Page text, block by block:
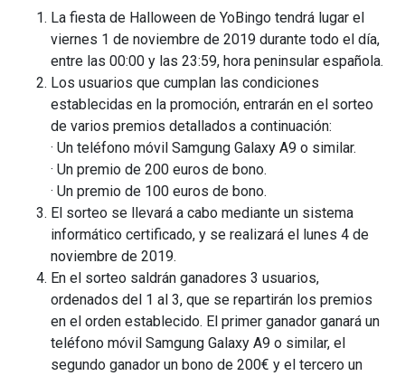
La fiesta de Halloween de YoBingo tendrá lugar el
viernes 1 de noviembre de 2019 durante todo el día,
entre las 00:00 y las 23:59, hora peninsular española.
Los usuarios que cumplan las condiciones
establecidas en la promoción, entrarán en el sorteo
de varios premios detallados a continuación:
· Un teléfono móvil Samgung Galaxy A9 o similar.
· Un premio de 200 euros de bono.
· Un premio de 100 euros de bono.
El sorteo se llevará a cabo mediante un sistema
informático certificado, y se realizará el lunes 4 de
noviembre de 2019.
En el sorteo saldrán ganadores 3 usuarios,
ordenados del 1 al 3, que se repartirán los premios
en el orden establecido. El primer ganador ganará un
teléfono móvil Samgung Galaxy A9 o similar, el
segundo ganador un bono de 200€ y el tercero un